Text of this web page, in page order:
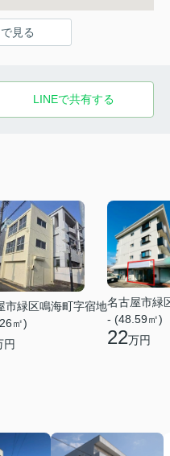
見る
LINEで共有する
市緑区鳴海町字宿地
㎡)
円
名古屋市緑
- (48.59㎡)
22万円